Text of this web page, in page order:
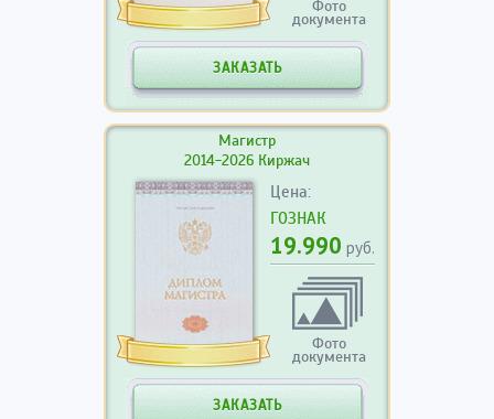
Фото
документа
ЗАКАЗАТЬ
Магистр
2014-2026 Киржач
Цена:
ГОЗНАК
19.990 руб.
Фото
документа
ЗАКАЗАТЬ